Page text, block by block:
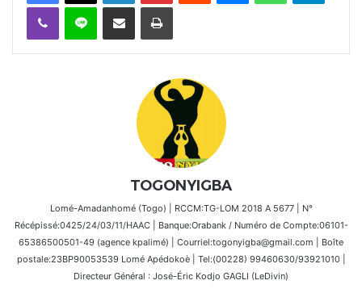
Viber Ligne Partager par email Imprimer
TOGONYIGBA
Lomé-Amadanhomé (Togo) | RCCM:TG-LOM 2018 A 5677 | N°
Récépissé:0425/24/03/11/HAAC | Banque:Orabank / Numéro de Compte:06101-
65386500501-49 (agence kpalimé) | Courriel:togonyigba@gmail.com | Boîte
postale:23BP90053539 Lomé Apédokoè | Tel:(00228) 99460630/93921010 |
Directeur Général : José-Éric Kodjo GAGLI (LeDivin)